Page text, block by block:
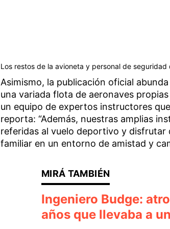
Los restos de la avioneta y personal de seguridad
Asimismo, la publicación oficial
una variada flota de aeronaves
un equipo de expertos instructores
reporta: “Además, nuestras amplias
referidas al vuelo deportivo y disfrutar
familiar en un entorno de amistad y
Ingeniero Budge:
años que llevaba a